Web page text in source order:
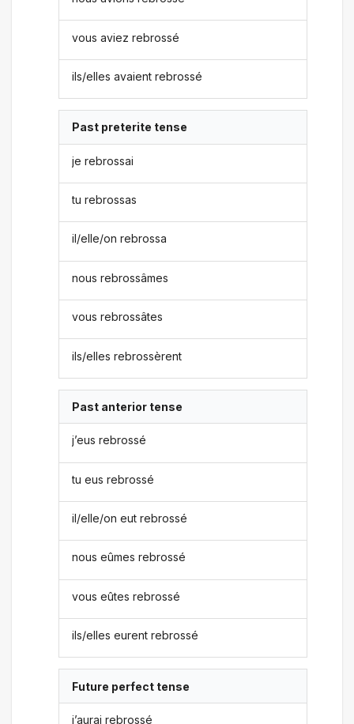
vous aviez rebrossé
ils/elles avaient rebrossé
Past preterite tense
je rebrossai
tu rebrossas
il/elle/on rebrossa
nous rebrossâmes
vous rebrossâtes
ils/elles rebrossèrent
Past anterior tense
j’eus rebrossé
tu eus rebrossé
il/elle/on eut rebrossé
nous eûmes rebrossé
vous eûtes rebrossé
ils/elles eurent rebrossé
Future perfect tense
j’aurai rebrossé